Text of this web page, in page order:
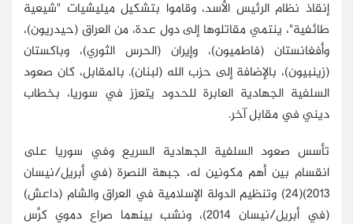
إنقاذ نظام الرئيس الأسد، وقاموا بتشكيل ميليشيات "شيعية
طائفية"، ينتمي مقاتلوها إلى دول عدة، من العراق (حيدريون)،
وأفغانستان (فاطميون)، وإيران (الحرس الثوري)، وباكستان
(زينبيون)، بالإضافة إلى حزب الله (لبنان). بالمقابل، كان صعود
السلفية الجهادية العابرة للحدود يتعزز في سوريا، بخطاب
ديني في مقابل آخر.
تأسس صعود السلفية الجهادية السريع وفي سوريا على
انقسام بين أهم مكونين له، جبهة النصرة (في أبريل/نيسان
2013)(24) وتنظيم الدولة الإسلامية في العراق والشام (داعش)
(في أبريل/نيسان 2014)، ونشب بينهما صراع دموي كرَّس